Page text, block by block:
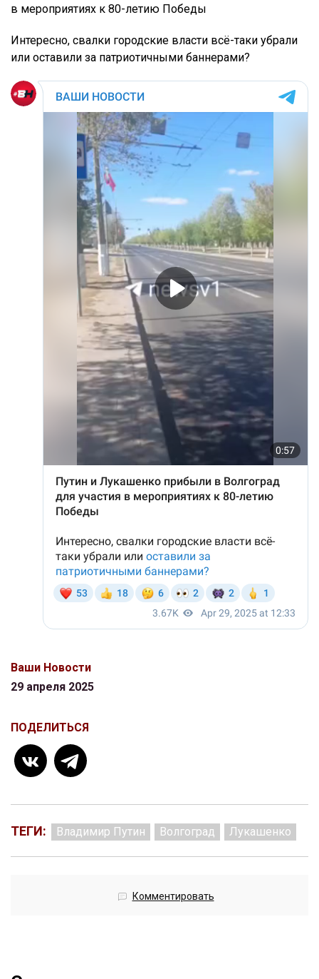
в мероприятиях к 80-летию Победы
Интересно, свалки городские власти всё-таки убрали
или оставили за патриотичными баннерами?
Ваши Новости
29 апреля 2025
ПОДЕЛИТЬСЯ
ТЕГИ: Владимир Путин Волгоград Лукашенко
Комментировать